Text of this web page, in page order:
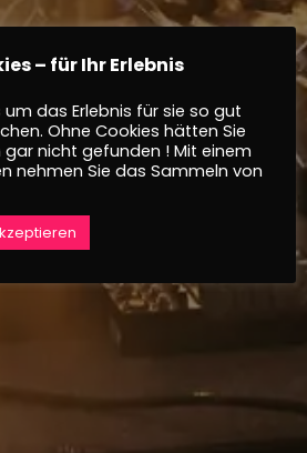
– für Ihr Erlebnis
um das Erlebnis für sie so gut
Ohne Cookies hätten Sie
nicht gefunden ! Mit einem
nehmen Sie das Sammeln von